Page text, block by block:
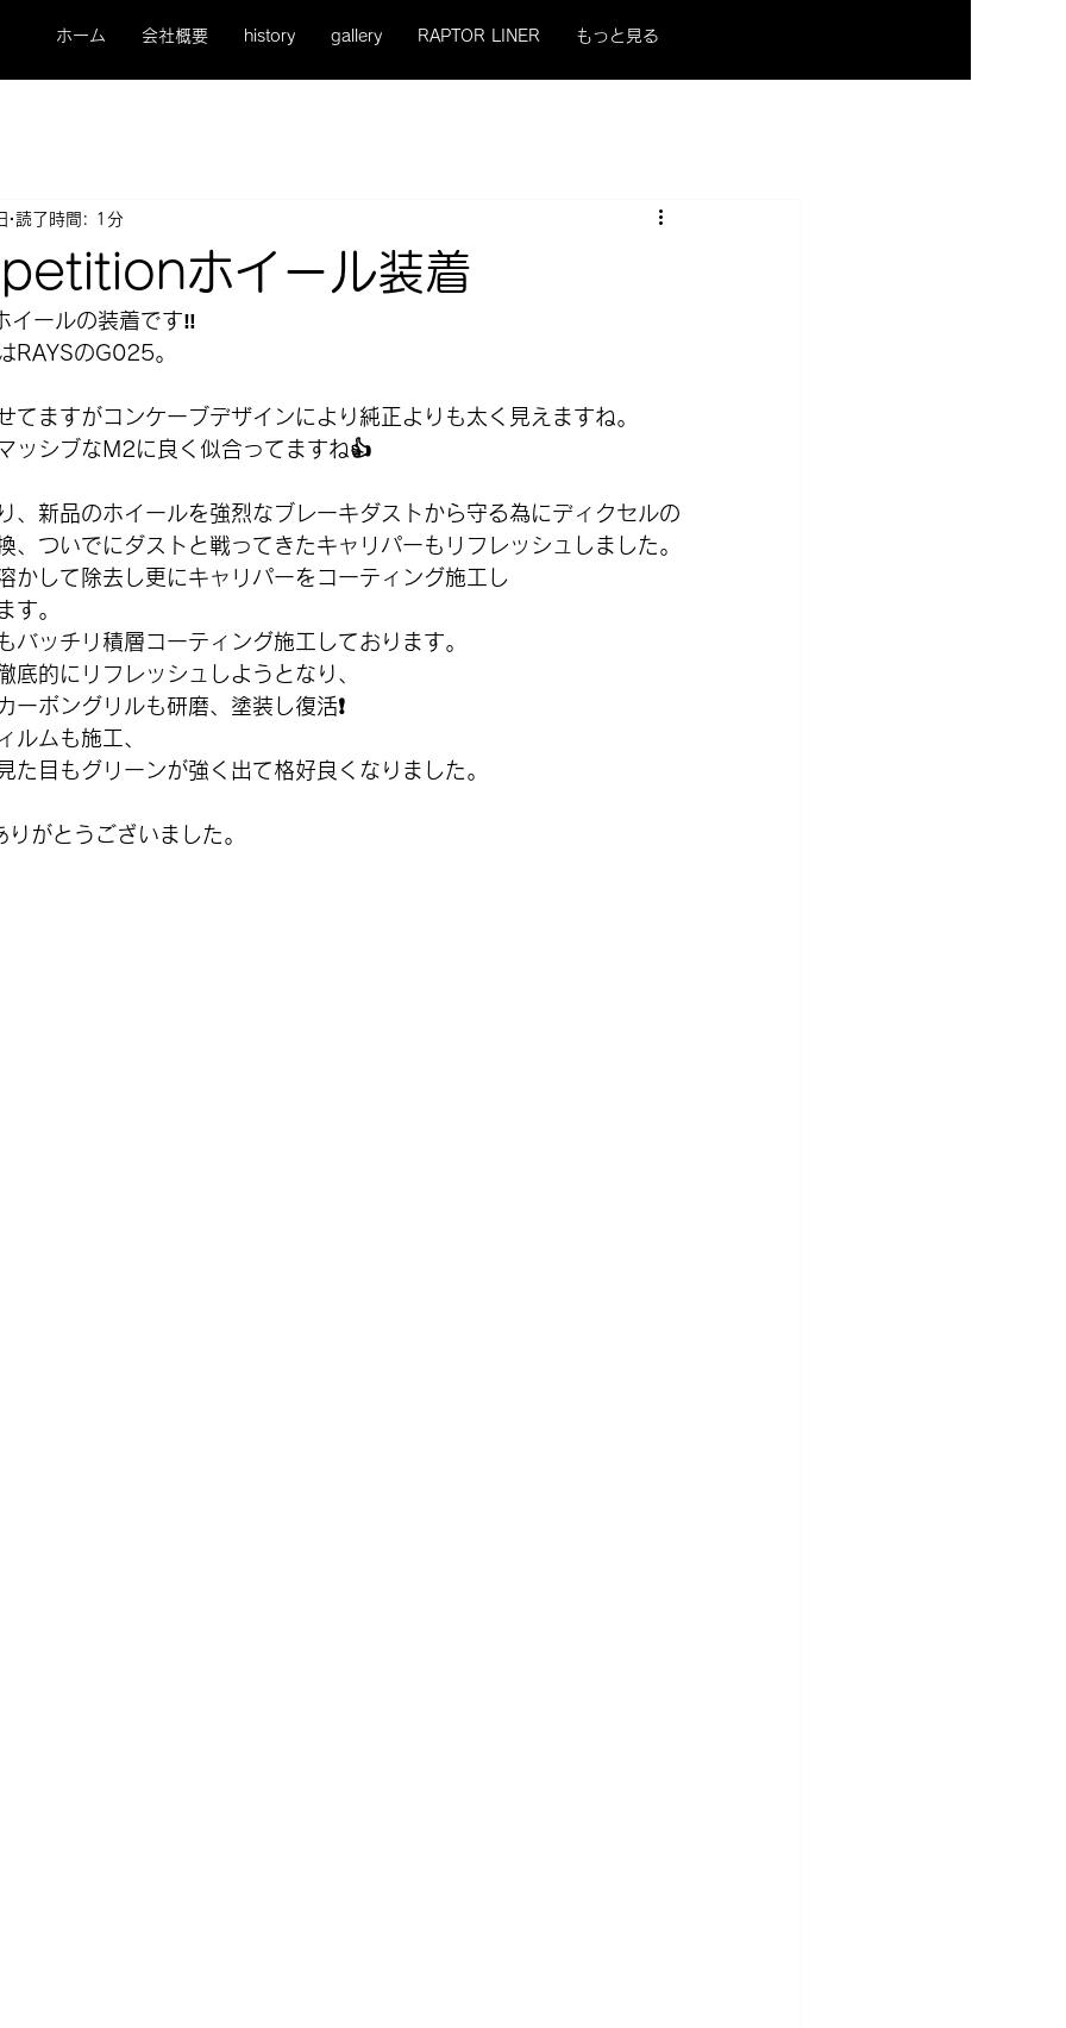
ホーム 会社概要 history gallery RAPTOR LINER もっと見る
ホイール装着
読了時間: 1分
ールの装着です‼️
RAYSのG025。
てますがコンケーブデザインにより純正よりも太く見えますね。
ッシブなM2に良く似合ってますね👍
、新品のホイールを強烈なブレーキダストから守る為にディクセルの
、ついでにダストと戦ってきたキャリパーもリフレッシュしました。
かして除去し更にキャリパーをコーティング施工し
す。
バッチリ積層コーティング施工しております。
底的にリフレッシュしようとなり、
ーボングリルも研磨、塗装し復活❗
ルムも施工、
た目もグリーンが強く出て格好良くなりました。
がとうございました。